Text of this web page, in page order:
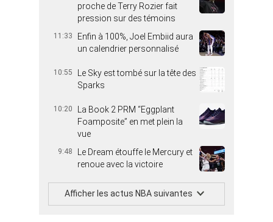
proche de Terry Rozier fait
pression sur des témoins
11:33
Enfin à 100%, Joel Embiid aura
un calendrier personnalisé
10:55
Le Sky est tombé sur la tête des
Sparks
10:20
La Book 2 PRM “Eggplant
Foamposite” en met plein la
vue
9:48
Le Dream étouffe le Mercury et
renoue avec la victoire
Afficher les actus NBA suivantes